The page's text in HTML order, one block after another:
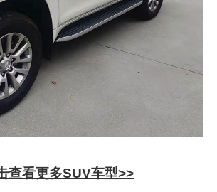
查看更多SUV车型>>